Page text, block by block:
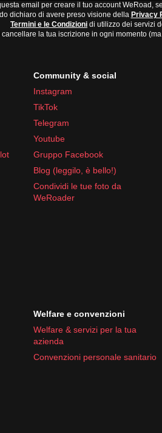
email per creare il tuo account WeRoad,
dichiaro di avere preso visione della Privacy
Termini e le Condizioni di utilizzo dei servizi
cancellare la tua iscrizione in ogni momento
Community & social
Instagram
TikTok
Telegram
Youtube
Gruppo Facebook
Blog (leggilo, è bello!)
Condividi le tue foto da
WeRoader
Welfare e convenzioni
Welfare & servizi per la tua
azienda
Convenzioni personale sanitario